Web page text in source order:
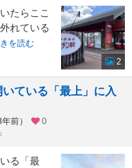
たらここ
れている
を読む
2
ている「最上」に入
前）
0
る「最